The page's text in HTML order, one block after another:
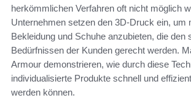
herkömmlichen Verfahren oft nicht möglich
Unternehmen setzen den 3D-Druck ein, um
Bekleidung und Schuhe anzubieten, die den
Bedürfnissen der Kunden gerecht werden.
Armour demonstrieren, wie durch diese
individualisierte Produkte schnell und
werden können.